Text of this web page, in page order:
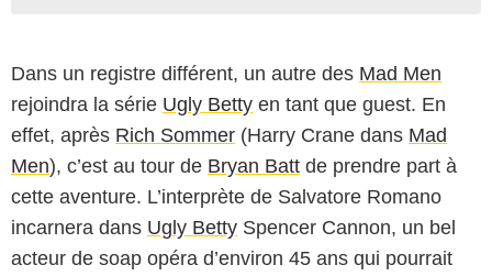
Dans un registre différent, un autre des Mad Men
rejoindra la série Ugly Betty en tant que guest. En
effet, après Rich Sommer (Harry Crane dans Mad
Men), c’est au tour de Bryan Batt de prendre part à
cette aventure. L’interprète de Salvatore Romano
incarnera dans Ugly Betty Spencer Cannon, un bel
acteur de soap opéra d’environ 45 ans qui pourrait